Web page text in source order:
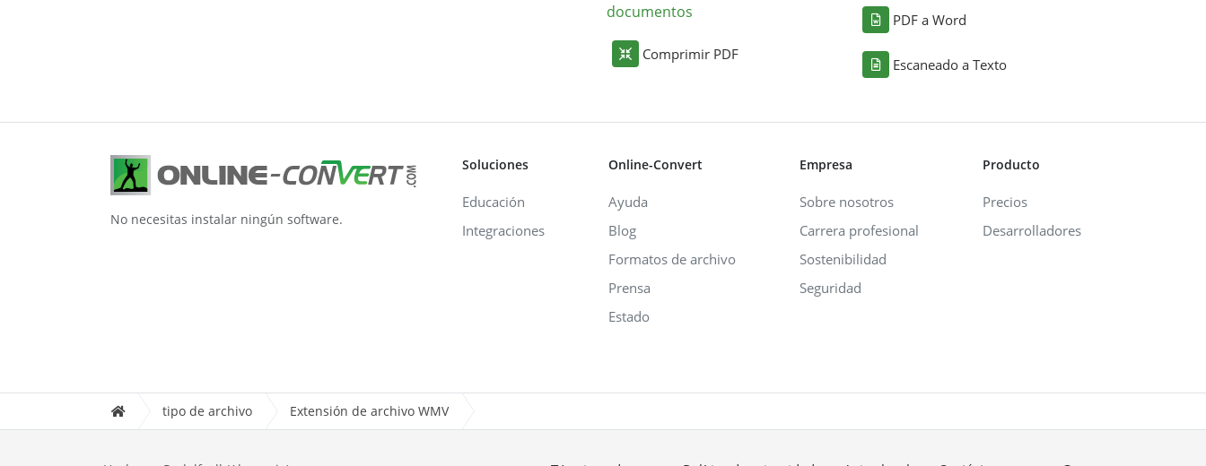
documentos
Comprimir PDF
PDF a Word
Escaneado a Texto
No necesitas instalar ningún software.
Soluciones
Educación
Integraciones
Online-Convert
Ayuda
Blog
Formatos de archivo
Prensa
Estado
Empresa
Sobre nosotros
Carrera profesional
Sostenibilidad
Seguridad
Producto
Precios
Desarrolladores
tipo de archivo Extensión de archivo WMV